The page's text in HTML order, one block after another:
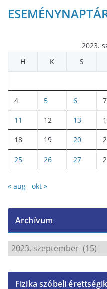
2023.
H
K S
4 5 6 7
11 12 13
18 19 20
25 26 27
« aug okt »
Archívum
r
c
Fizika szóbeli érettségik